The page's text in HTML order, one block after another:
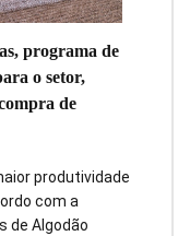
programa de
o setor,
de
produtividade
com a
de Algodão